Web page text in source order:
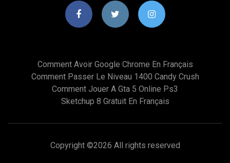
Comment Avoir Google Chrome En Français
Comment Passer Le Niveau 1400 Candy Crush
Comment Jouer A Gta 5 Online Ps3
Sketchup 8 Gratuit En Français
Copyright ©2026 All rights reserved